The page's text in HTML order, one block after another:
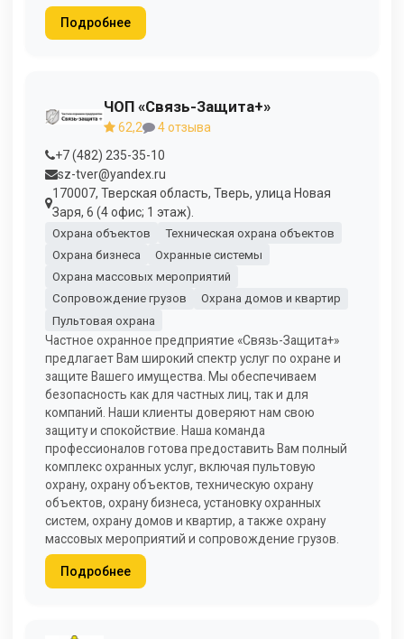
Подробнее
ЧОП «Связь-Защита+»
62,2
4 отзыва
+7 (482) 235-35-10
sz-tver@yandex.ru
170007, Тверская область, Тверь, улица Новая
Заря, 6 (4 офис; 1 этаж).
Охрана объектов
Техническая охрана объектов
Охрана бизнеса
Охранные системы
Охрана массовых мероприятий
Сопровождение грузов
Охрана домов и квартир
Пультовая охрана
Частное охранное предприятие «Связь-Защита+»
предлагает Вам широкий спектр услуг по охране и
защите Вашего имущества. Мы обеспечиваем
безопасность как для частных лиц, так и для
компаний. Наши клиенты доверяют нам свою
защиту и спокойствие. Наша команда
профессионалов готова предоставить Вам полный
комплекс охранных услуг, включая пультовую
охрану, охрану объектов, техническую охрану
объектов, охрану бизнеса, установку охранных
систем, охрану домов и квартир, а также охрану
массовых мероприятий и сопровождение грузов.
Подробнее